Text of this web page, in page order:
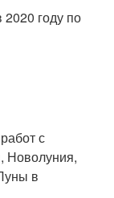
2020 году по
с
Новолуния,
в